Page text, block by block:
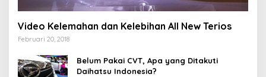
Video Kelemahan dan Kelebihan All New Terios
Februari 20, 2018
Belum Pakai CVT, Apa yang Ditakuti
Daihatsu Indonesia?